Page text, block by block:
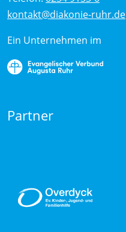
kontakt@diakonie-ruhr.de
Ein Unternehmen im
Partner